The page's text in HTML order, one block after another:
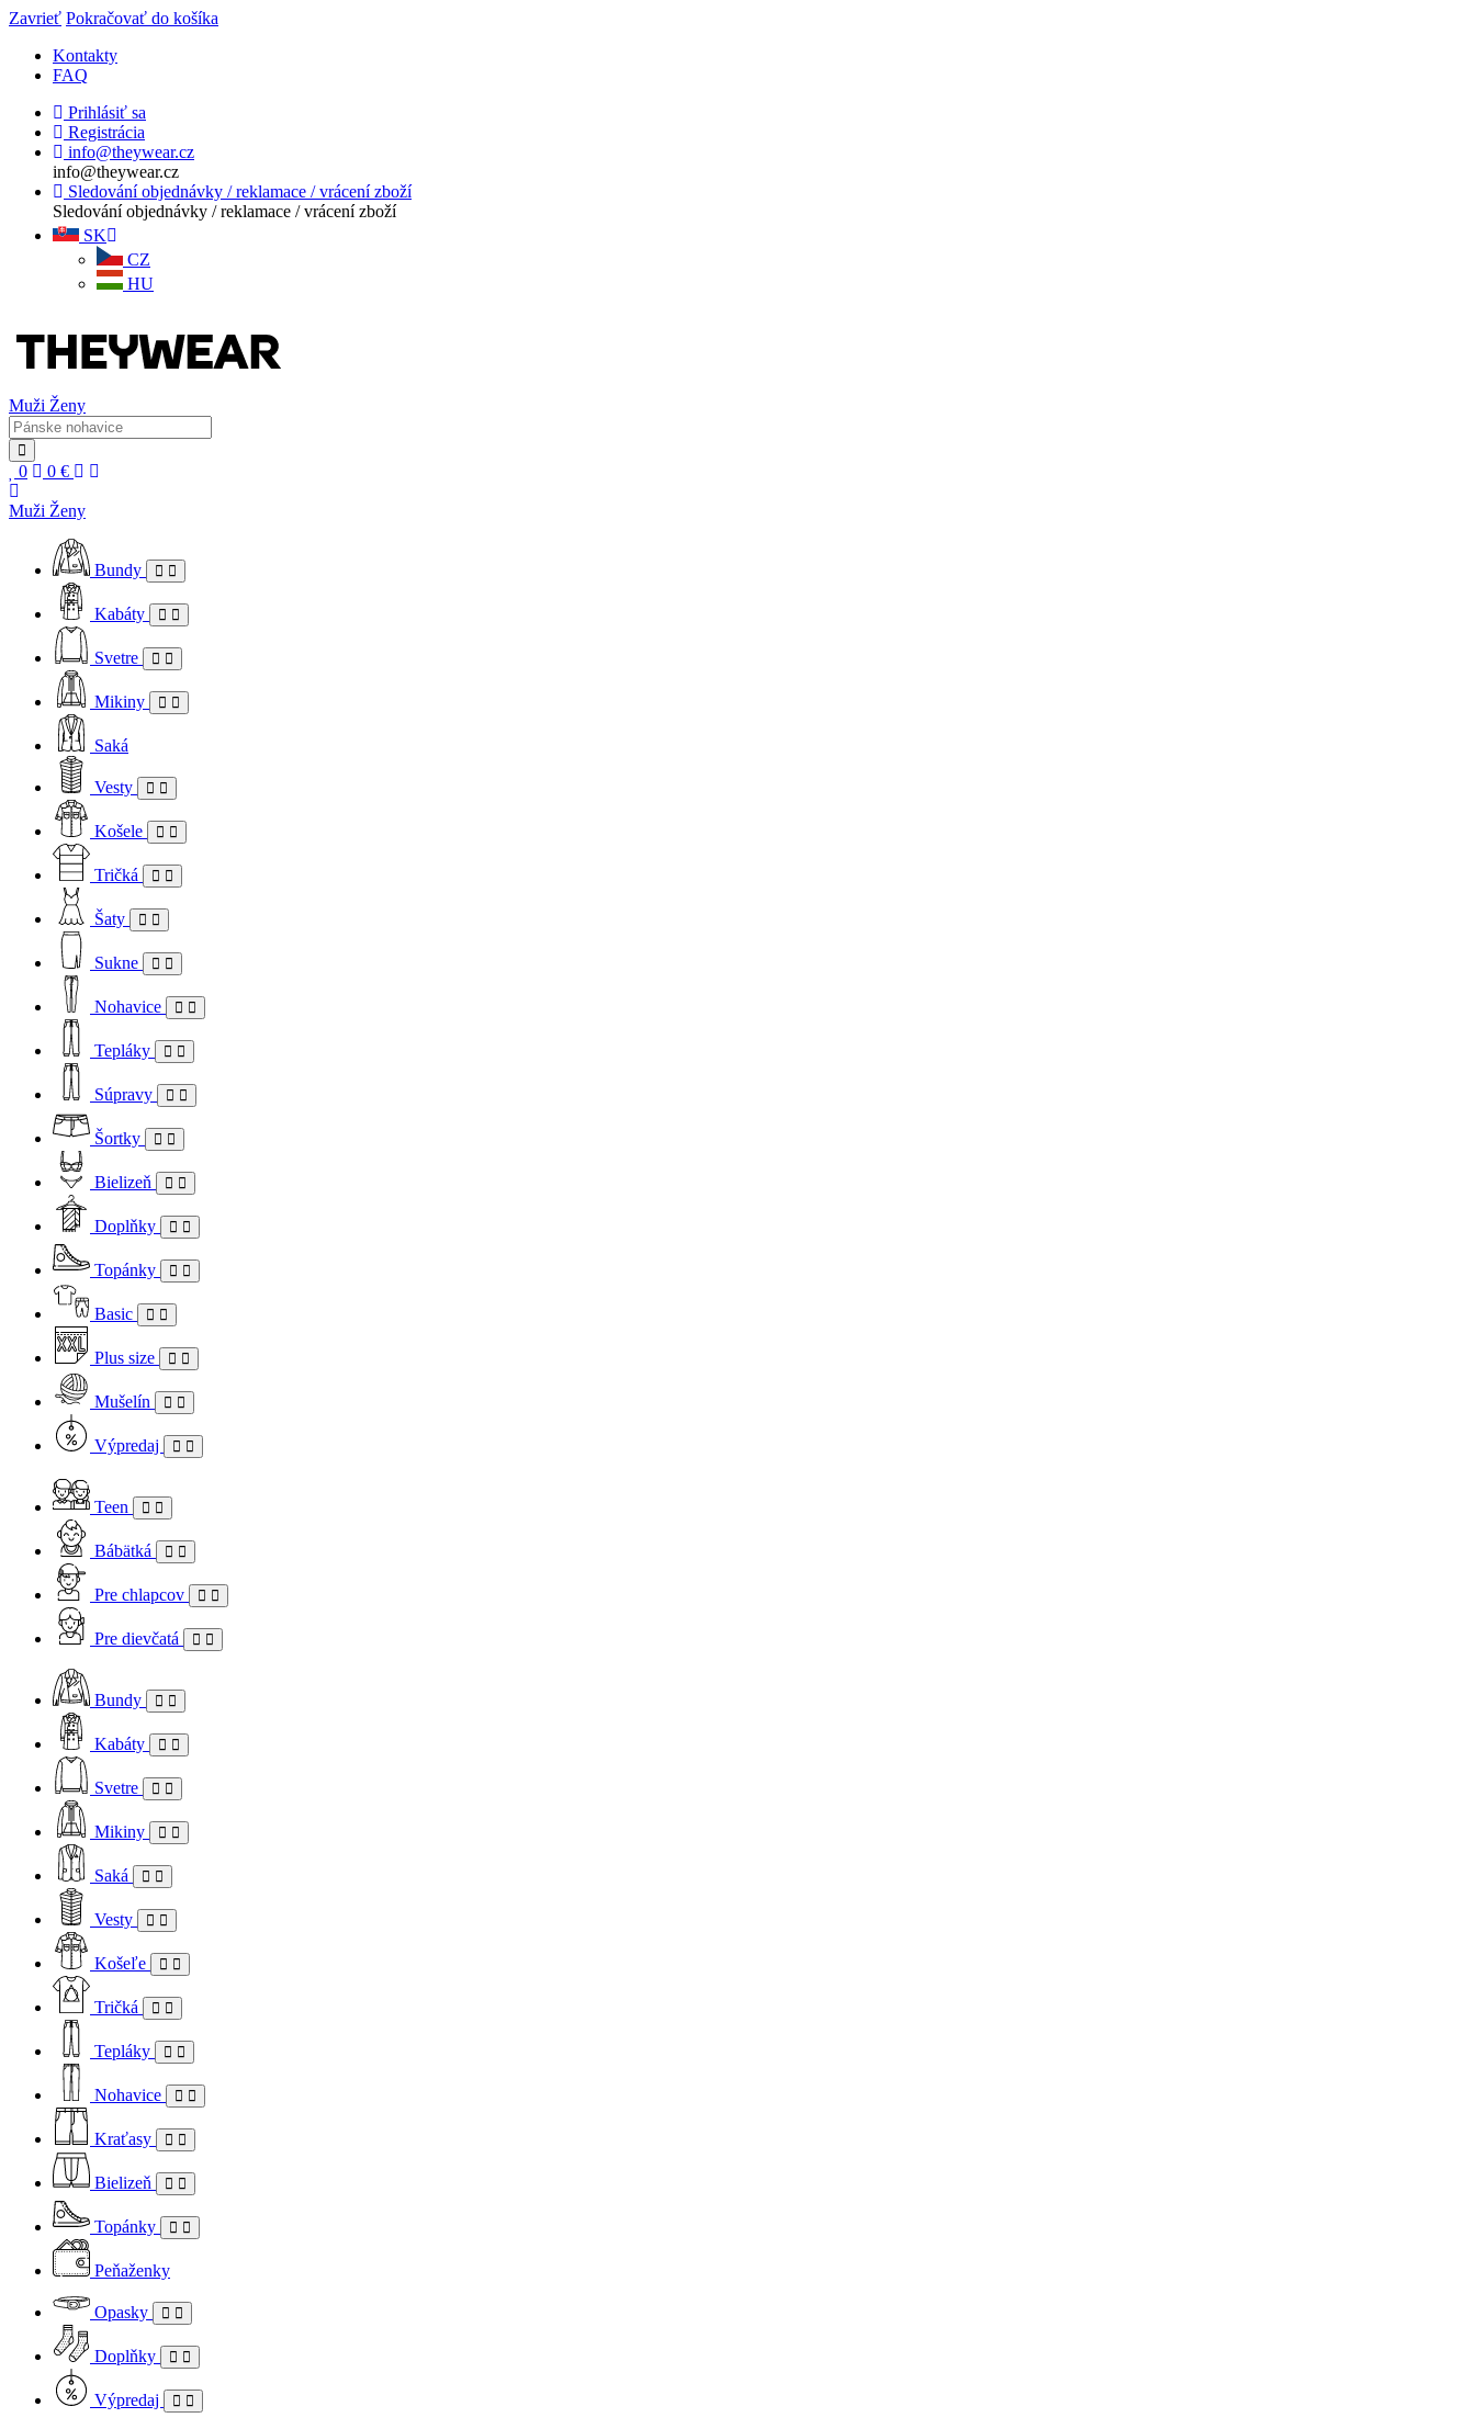
Zavrieť Pokračovať do košíka
Kontakty
FAQ
Prihlásiť sa
Registrácia
info@theywear.cz
info@theywear.cz
Sledování objednávky / reklamace / vrácení zboží
Sledování objednávky / reklamace / vrácení zboží
SK
CZ
HU
Muži Ženy
0 0 €
Muži Ženy
Bundy
Kabáty
Svetre
Mikiny
Saká
Vesty
Košele
Tričká
Šaty
Sukne
Nohavice
Tepláky
Súpravy
Šortky
Bielizeň
Doplňky
Topánky
Basic
Plus size
Mušelín
Výpredaj
Teen
Bábätká
Pre chlapcov
Pre dievčatá
Bundy
Kabáty
Svetre
Mikiny
Saká
Vesty
Košeľe
Tričká
Tepláky
Nohavice
Kraťasy
Bielizeň
Topánky
Peňaženky
Opasky
Doplňky
Výpredaj